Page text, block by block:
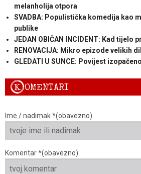
melanholija otpora
SVADBA: Populistička komedija kao
publike
JEDAN OBIČAN INCIDENT: Kad tijelo
RENOVACIJA: Mikro epizode velikih
GLEDATI U SUNCE: Povijest
KOMENTARI
Ime / nadimak *(obavezno)
Komentar *(obavezno)